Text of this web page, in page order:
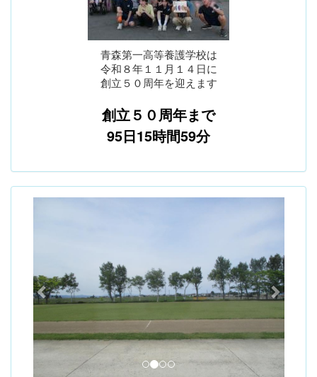
青森第一高等養護学校は
令和８年１１月１４日に
創立５０周年を迎えます
創立５０周年まで
95日15時間59分
i
o
u
s
t